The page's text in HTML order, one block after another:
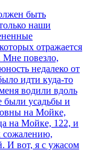
быть
наши
отражается
Мне повезло,
недалеко от
идти куда-то
водили вдоль
были усадьбы и
на Мойке,
на Мойке, 122, и
сожалению,
И вот, я с ужасом